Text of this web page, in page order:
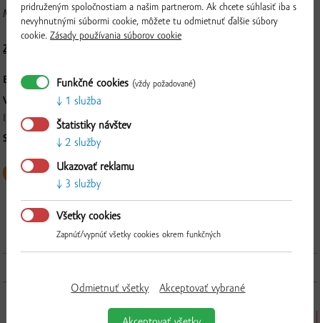
Mangalicová klobása je výrobok vhodný na opekanie a grilovanie.
Zloženie a nutričné hodnoty
BALENIE: 270 g, balený v ochrannej atmosfére
VÝROBCA:
ISTERMEAT a.s., Povodská cesta 14, 929 01 Dunajská Streda
SPÔSOB SPRACOVANIA:
pridruženým spoločnostiam a našim partnerom. Ak chcete súhlasiť iba s
nevyhnutnými súbormi cookie, môžete tu odmietnuť ďalšie súbory
cookie. Zásady používania súborov cookie
Funkčné cookies (vždy požadované)
1 služba
Štatistiky návštev
2 služby
Ukazovať reklamu
3 služby
Všetky cookies
Zapnúť/vypnúť všetky cookies okrem funkčných
Odmietnuť všetky Akceptovať vybrané